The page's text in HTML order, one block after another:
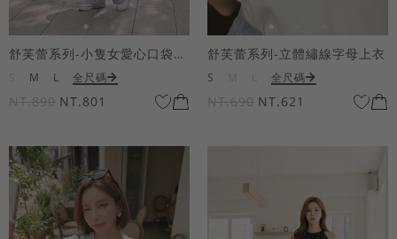
舒芙蕾系列-小隻女愛心口袋寬褲
M L 全尺碼
NT.890 NT.801
舒芙蕾系列-立體繡線字母上衣
S 全尺碼
NT.690 NT.621